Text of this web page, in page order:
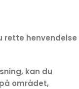
rette henvendelse
kan du
området,